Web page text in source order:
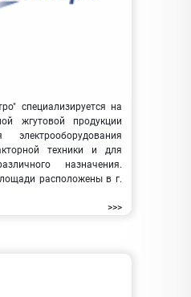
специализируется на
жгутовой продукции
техники и для
назначения.
расположены в г.
>>>